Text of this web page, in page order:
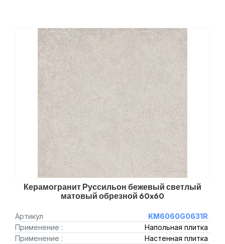
Керамогранит Руссильон бежевый светлый
матовый обрезной 60x60
Артикул
KM6060G0631R
Применение :
Напольная плитка
Применение :
Настенная плитка